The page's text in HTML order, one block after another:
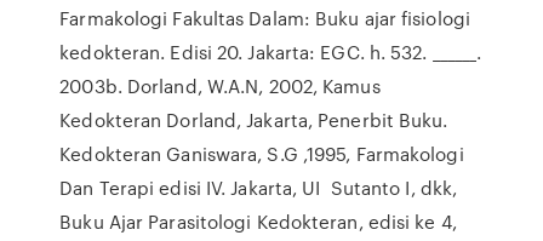
Farmakologi Fakultas Dalam: Buku ajar fisiologi
kedokteran. Edisi 20. Jakarta: EGC. h. 532. ______.
2003b. Dorland, W.A.N, 2002, Kamus
Kedokteran Dorland, Jakarta, Penerbit Buku.
Kedokteran Ganiswara, S.G ,1995, Farmakologi
Dan Terapi edisi IV. Jakarta, UI Sutanto I, dkk,
Buku Ajar Parasitologi Kedokteran, edisi ke 4,